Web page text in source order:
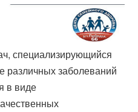
специализирующийся
различных заболеваний
в виде